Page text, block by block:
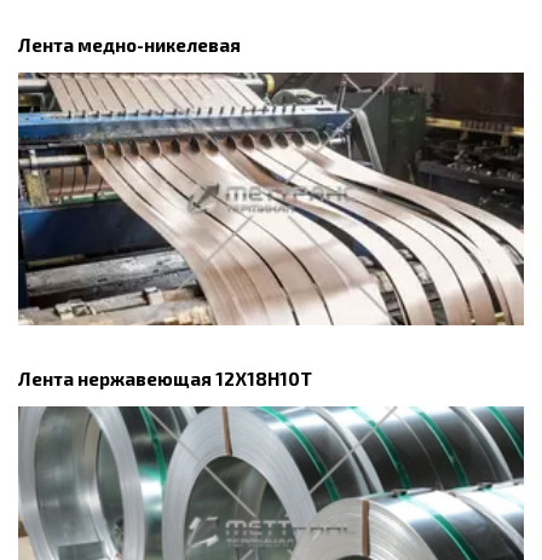
Лента медно-никелевая
Лента нержавеющая 12Х18Н10Т